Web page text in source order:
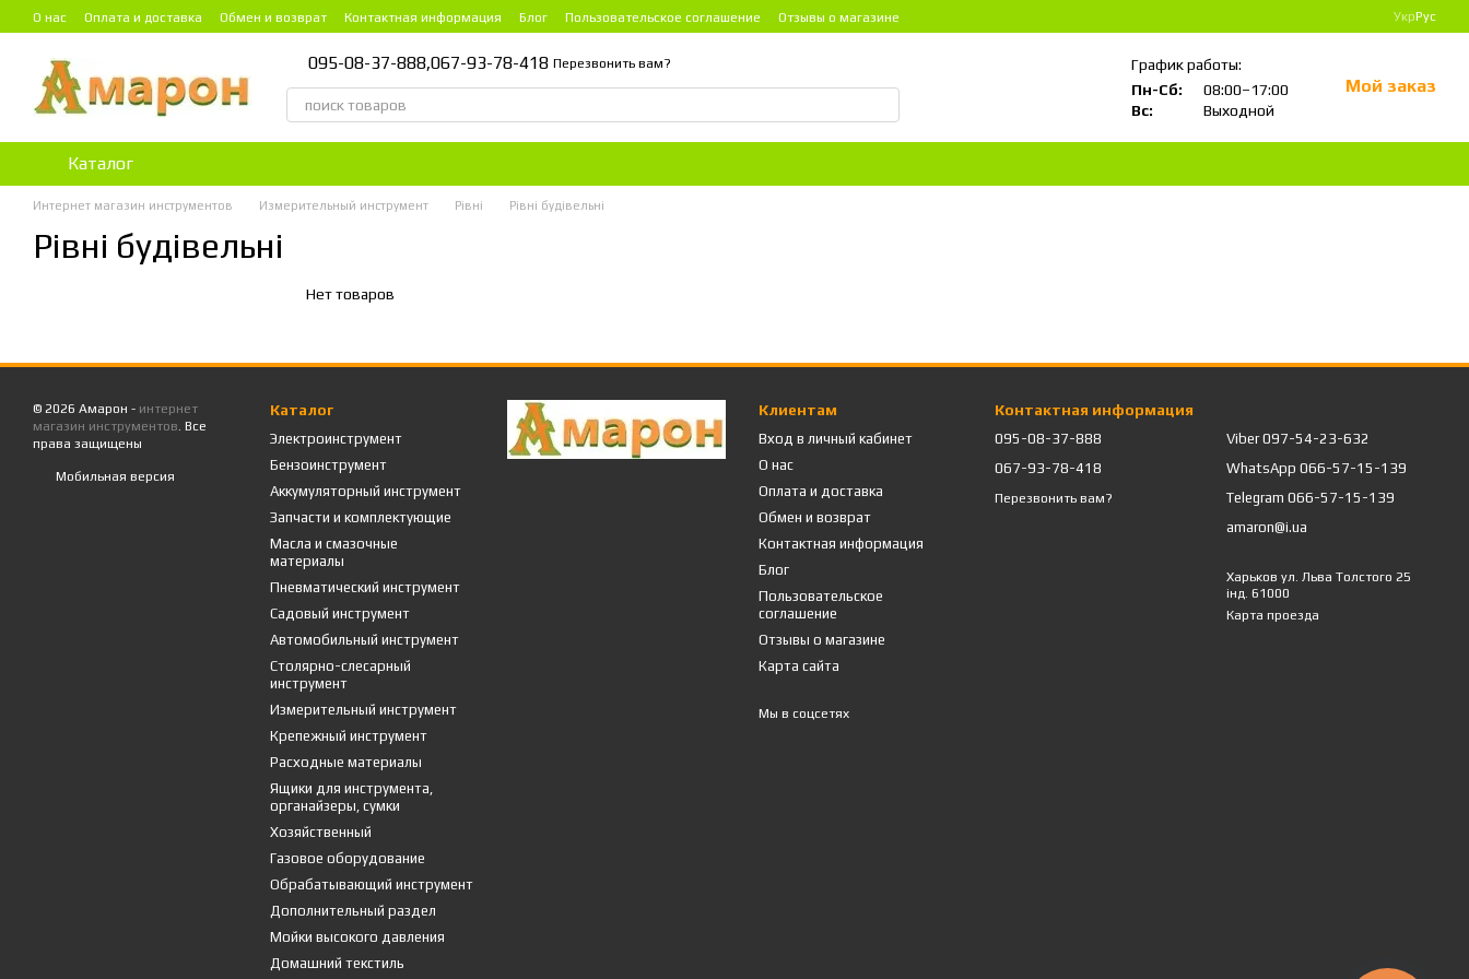
Перейти к основному контенту
О нас Оплата и доставка Обмен и возврат Контактная информация Блог Пользовательское соглашение Отзывы о магазине УкрРус
095-08-37-888,067-93-78-418 Перезвонить вам?
График работы:
Пн-Сб:
08:00–17:00
Вс:
Выходной
Мой заказ
Каталог
Интернет магазин инструментов Измерительный инструмент Рівні Рівні будівельні
Рівні будівельні
Нет товаров
© 2026 Амарон - интернет
магазин инструментов. Все
права защищены
Мобильная версия
Каталог
Электроинструмент
Бензоинструмент
Аккумуляторный инструмент
Запчасти и комплектующие
Масла и смазочные
материалы
Пневматический инструмент
Садовый инструмент
Автомобильный инструмент
Столярно-слесарный
инструмент
Измерительный инструмент
Крепежный инструмент
Расходные материалы
Ящики для инструмента,
органайзеры, сумки
Хозяйственный
Газовое оборудование
Обрабатывающий инструмент
Дополнительный раздел
Мойки высокого давления
Домашний текстиль
Клиентам
Вход в личный кабинет
О нас
Оплата и доставка
Обмен и возврат
Контактная информация
Блог
Пользовательское
соглашение
Отзывы о магазине
Карта сайта
Мы в соцсетях
Контактная информация
095-08-37-888
067-93-78-418
Перезвонить вам?
Viber 097-54-23-632
WhatsApp 066-57-15-139
Telegram 066-57-15-139
amaron@i.ua
Харьков ул. Льва Толстого 25
інд. 61000
Карта проезда